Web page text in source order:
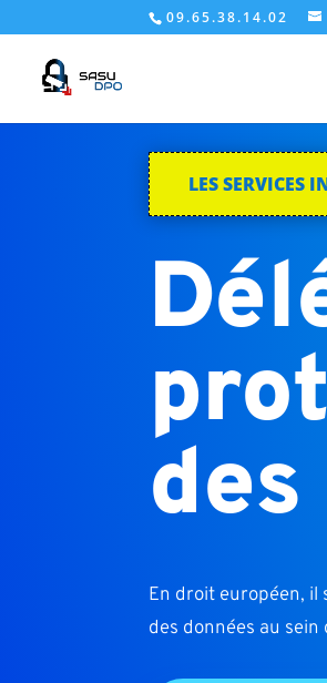
09.65.38.14.02
LES SERVICES
En droit européen, il
des données au sein